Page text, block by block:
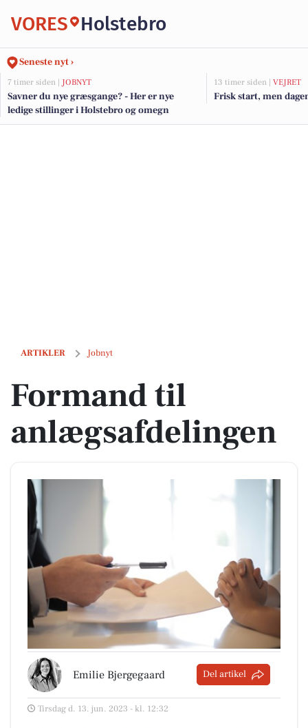
VORES Holstebro
Seneste nyt ›
7 timer siden | JOBNYT
Savner du nye græsgange? - Her er nye
ledige stillinger i Holstebro og omegn
13 timer siden | VEJRET
Frisk start, men
ARTIKLER Jobnyt
Formand til anlægsafdelingen
Formand til
anlægsafdelingen
Emilie Bjergegaard Del artikel
Tirsdag d. 13. jun. 2023 - kl. 12:32